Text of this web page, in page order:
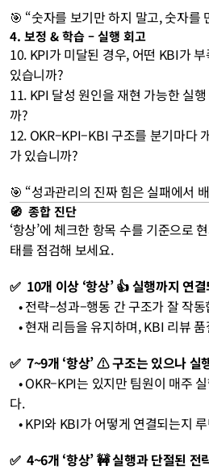
🎯 “숫자를 보기만 하지 말고, 숫자를
4. 보정 & 학습 – 실행 회고
10. KPI가 미달된 경우, 어떤 KBI가
있습니까?
11. KPI 달성 원인을 재현 가능한 실
까?
12. OKR–KPI–KBI 구조를 분기마다
가 있습니까?
🎯 “성과관리의 진짜 힘은 실패에서
🧭  종합 진단
‘항상’에 체크한 항목 수를 기준으로
태를 점검해 보세요.
✅  10개 이상 ‘항상’ 👍 실행까지 연
• 전략–성과–행동 간 구조가 잘 작
• 현재 리듬을 유지하며, KBI 리뷰
✅  7~9개 ‘항상’ ⚠️ 구조는 있으나 실
   • OKR–KPI는 있지만 팀원이 매주 실행에 옮기지 못할 수 있습니
다.
• KPI와 KBI가 어떻게 연결되는지
✅  4~6개 ‘항상’ 🚧 실행과 단절된 전